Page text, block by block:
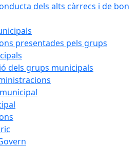
dels alts càrrecs i de bon
presentades pels grups
dels grups municipals